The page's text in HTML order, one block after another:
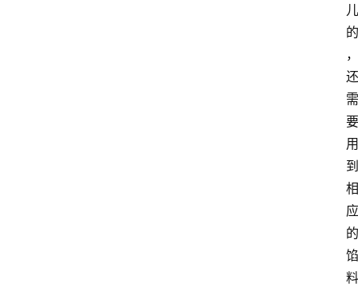
儿
的
，
还
需
要
用
到
相
应
的
馅
料